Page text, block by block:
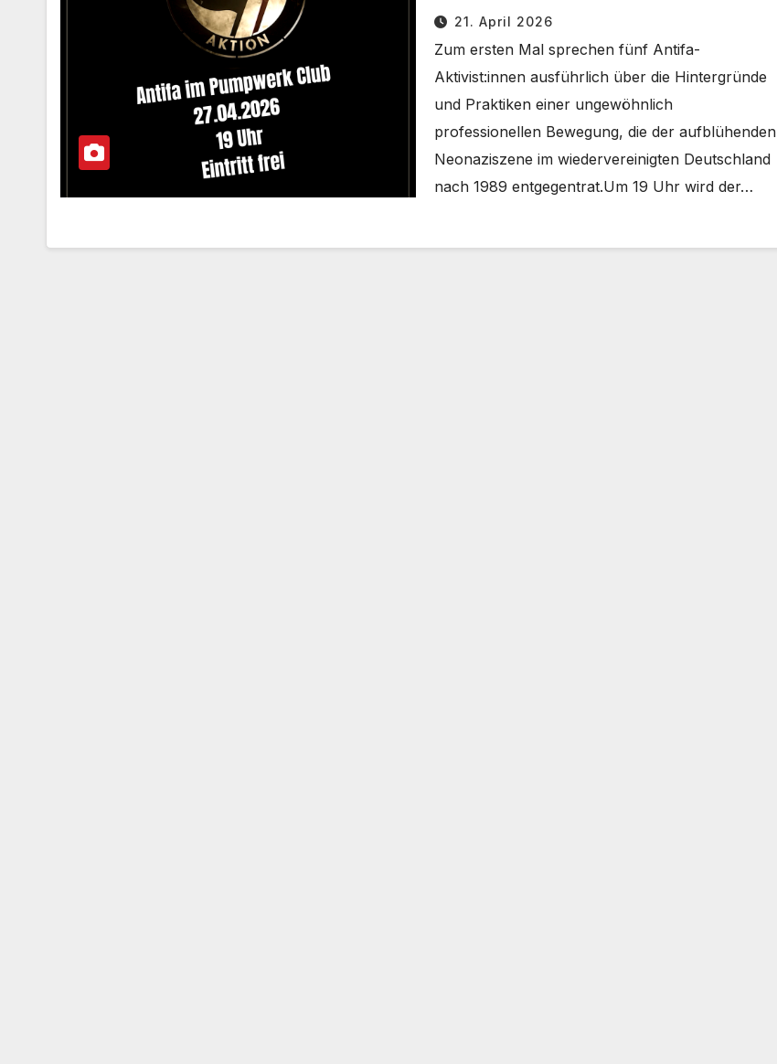
21. April 2026
Zum ersten Mal sprechen fünf Antifa-
Aktivist:innen ausführlich über die Hintergründe
und Praktiken einer ungewöhnlich
professionellen Bewegung, die der aufblühenden
Neonaziszene im wiedervereinigten Deutschland
nach 1989 entgegentrat.Um 19 Uhr wird der…